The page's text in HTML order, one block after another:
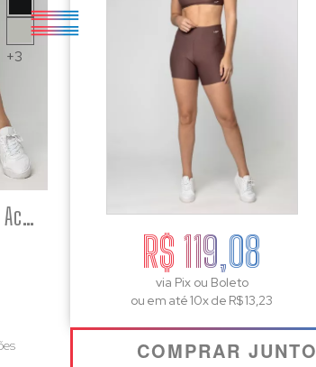
+3
Short Fitness Feminino Academia Poliamida Marrom Básico
R$ 119,08
via Pix ou Boleto
ou em até 10x de R$ 13,23
COMPRAR JUNTO